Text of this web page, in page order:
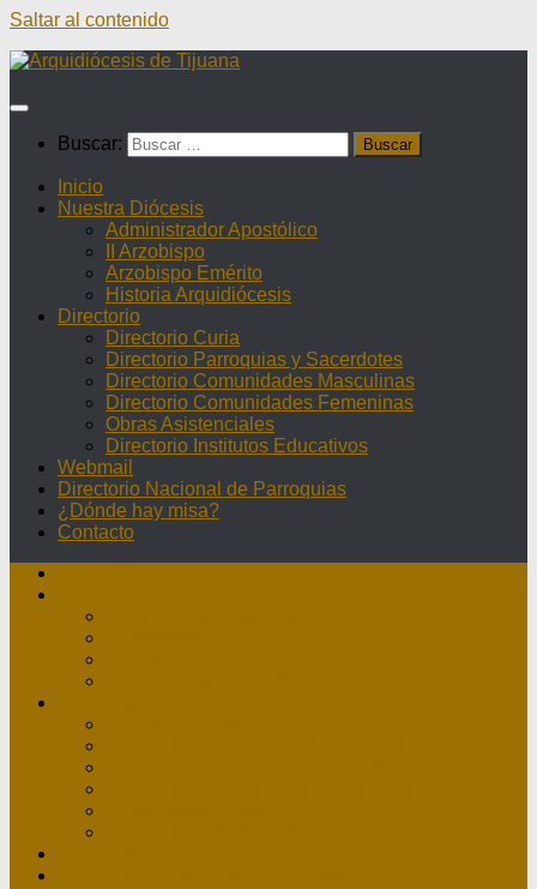
Saltar al contenido
Buscar:
Inicio
Nuestra Diócesis
Administrador Apostólico
II Arzobispo
Arzobispo Emérito
Historia Arquidiócesis
Directorio
Directorio Curia
Directorio Parroquias y Sacerdotes
Directorio Comunidades Masculinas
Directorio Comunidades Femeninas
Obras Asistenciales
Directorio Institutos Educativos
Webmail
Directorio Nacional de Parroquias
¿Dónde hay misa?
Contacto